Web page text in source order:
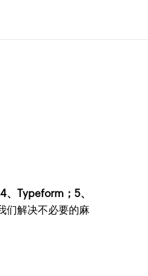
、Typeform；5、
们解决不必要的麻